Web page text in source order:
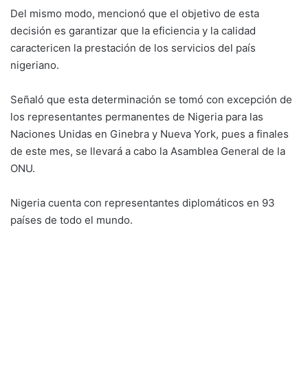
Del mismo modo, mencionó que el objetivo de esta
decisión es garantizar que la eficiencia y la calidad
caractericen la prestación de los servicios del país
nigeriano.
Señaló que esta determinación se tomó con excepción de
los representantes permanentes de Nigeria para las
Naciones Unidas en Ginebra y Nueva York, pues a finales
de este mes, se llevará a cabo la Asamblea General de la
ONU.
Nigeria cuenta con representantes diplomáticos en 93
países de todo el mundo.